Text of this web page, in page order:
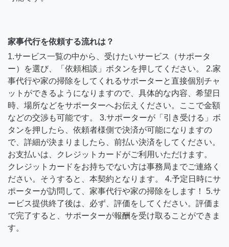
家事代行を依頼する流れは？
1.サービス一覧の中から、受けたいサービス（サポータ
ー）を選び、「依頼相談」ボタンを押してください。 2.家
事代行や家の掃除をしてくれるサポーターと直接個別チャ
ットができるようになりますので、具体的な内容、希望日
時、場所などをサポーターへお伝えください。ここで金額
などの交渉も可能です。 3.サポーターが「引き受ける」ボ
タンを押したら、依頼者様側で決済が可能になりますの
で、詳細が決まりましたら、前払い決済をしてください。
お支払いは、クレジットカードがご利用いただけます。
クレジットカードをお持ちでない方は事務局までご連絡く
ださい。そうすると、本契約となります。 4.予定日時にサ
ポーターが訪問して、家事代行や家の掃除をします！ 5.サ
ービス提供終了後は、必ず、評価をしてください。評価ま
で完了すると、サポーターが報酬を受け取ることができま
す。